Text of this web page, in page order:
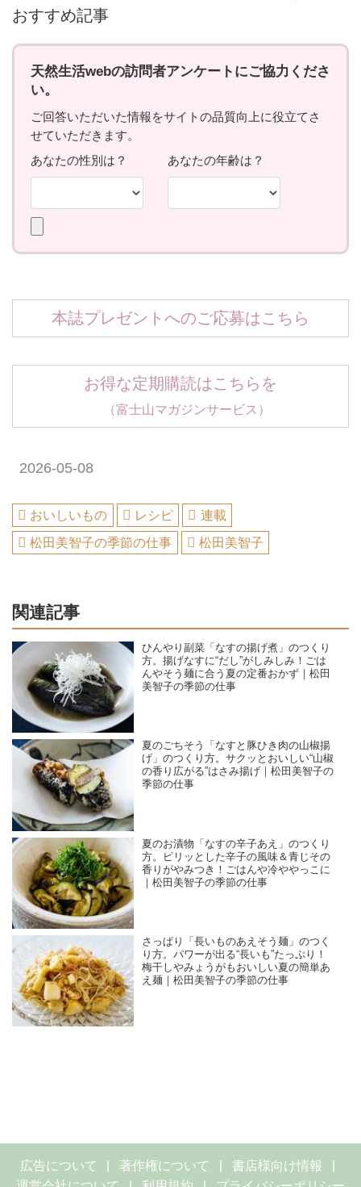
おすすめ記事
本誌プレゼントへのご応募はこちら
お得な定期購読はこちらを
（富士山マガジンサービス）
2026-05-08
おいしいもの レシピ
連載
松田美智子の季節の仕事
松田美智子
関連記事
ひんやり副菜「なすの揚げ煮」のつくり
方。揚げなすに“だし”がしみしみ！ごは
んやそう麺に合う夏の定番おかず｜松田
美智子の季節の仕事
夏のごちそう「なすと豚ひき肉の山椒揚
げ」のつくり方。サクッとおいしい“山椒
の香り広がる”はさみ揚げ｜松田美智子の
季節の仕事
夏のお漬物「なすの辛子あえ」のつくり
方。ピリッとした辛子の風味＆青じその
香りがやみつき！ごはんや冷ややっこに
｜松田美智子の季節の仕事
さっぱり「長いものあえそう麺」のつく
り方。パワーが出る“長いも”たっぷり！
梅干しやみょうがもおいしい夏の簡単あ
え麺｜松田美智子の季節の仕事
広告について 著作権について
書店様向け情報